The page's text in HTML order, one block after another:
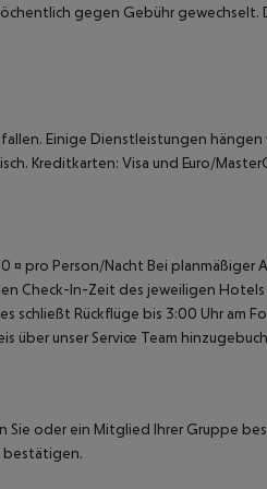
gegen Gebühr gewechselt.
Einige Dienstleistungen hängen
Kreditkarten: Visa und Euro/
¤ pro Person/Nacht Bei planmäßiger
Check-In-Zeit des jeweiligen Hotels
Rückflüge bis 3:00 Uhr am
unser Service Team
oder ein Mitglied Ihrer Gruppe
bestätigen.